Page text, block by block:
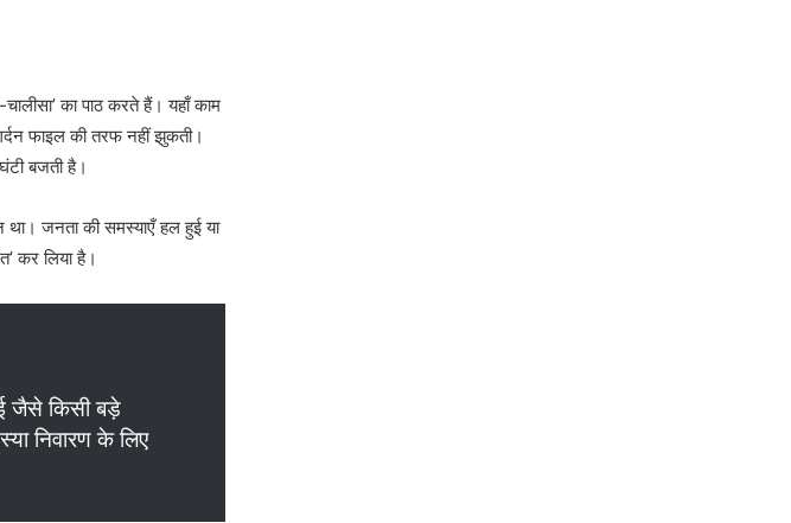
का पाठ करते हैं। यहाँ काम
फाइल की तरफ नहीं झुकती।
बजती है।
जनता की समस्याएँ हल हुई या
कर लिया है।
जैसे किसी बड़े
निवारण के लिए